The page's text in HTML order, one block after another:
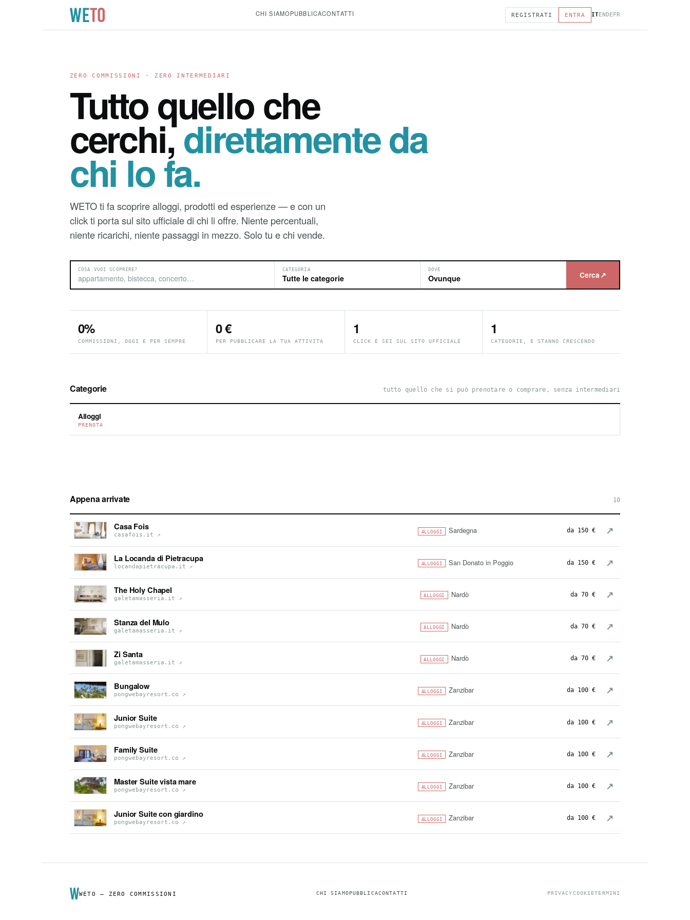
CHI SIAMOPUBBLICACONTATTI REGISTRATI ENTRA ITEN DE FR
ZERO COMMISSIONI · ZERO INTERMEDIARI
Tutto quello che
cerchi,direttamente da
chi lo fa.
WETO ti fa scoprire alloggi, prodotti ed esperienze — e con un
click ti porta sul sito ufficiale di chi li offre. Niente percentuali,
niente ricarichi, niente passaggi in mezzo. Solo tu e chi vende.
COSA VUOI SCOPRIRE? CATEGORIA DOVE
Cerca ↗
0%
COMMISSIONI, OGGI E PER SEMPRE
0 €
PER PUBBLICARE LA TUA ATTIVITÀ
1
CLICK E SEI SUL SITO UFFICIALE
1
CATEGORIE, E STANNO CRESCENDO
Categorie tutto quello che si può prenotare o comprare, senza intermediari
Alloggi
PRENOTA
Appena arrivate 10
Casa Fois
casafois.it ↗ ALLOGGI Sardegna da 150 € ↗
La Locanda di Pietracupa
locandapietracupa.it ↗ ALLOGGI San Donato in Poggio da 150 € ↗
The Holy Chapel
galetamasseria.it ↗ ALLOGGI Nardò da 70 € ↗
Stanza del Mulo
galetamasseria.it ↗ ALLOGGI Nardò da 70 € ↗
Zi Santa
galetamasseria.it ↗ ALLOGGI Nardò da 70 € ↗
Bungalow
pongwebayresort.co ↗ ALLOGGI Zanzibar da 100 € ↗
Junior Suite
pongwebayresort.co ↗ ALLOGGI Zanzibar da 100 € ↗
Family Suite
pongwebayresort.co ↗ ALLOGGI Zanzibar da 100 € ↗
Master Suite vista mare
pongwebayresort.co ↗ ALLOGGI Zanzibar da 100 € ↗
Junior Suite con giardino
pongwebayresort.co ↗ ALLOGGI Zanzibar da 100 € ↗
WETO — ZERO COMMISSIONI CHI SIAMOPUBBLICACONTATTI PRIVACYCOOKIETERMINI